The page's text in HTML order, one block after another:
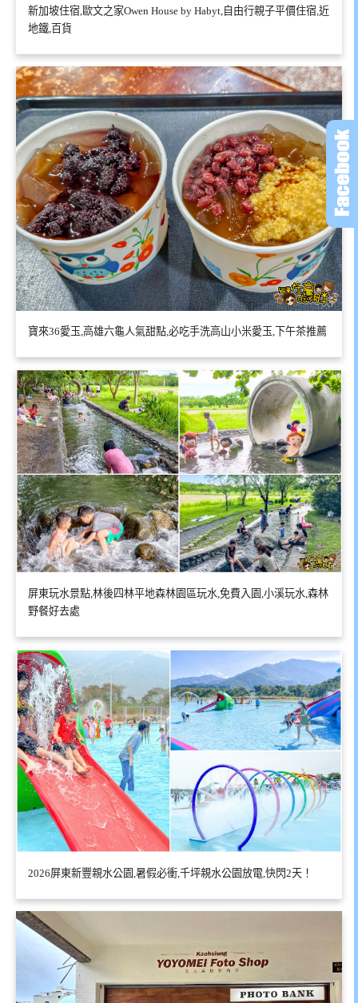
新加坡住宿,歐文之家Owen House by Habyt,自由行親子平價住宿,近
地鐵,百貨
寶來36愛玉,高雄六龜人氣甜點,必吃手洗高山小米愛玉,下午茶推薦
屏東玩水景點,林後四林平地森林園區玩水,免費入園,小溪玩水,森林
野餐好去處
2026屏東新豐親水公園,暑假必衝,千坪親水公園放電,快閃2天！